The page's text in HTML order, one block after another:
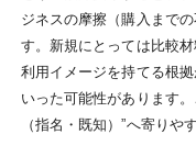
ジネスの摩擦（購入まで
す。新規にとっては比較
利用イメージを持てる根
いった可能性があります
（指名・既知）”へ寄りや